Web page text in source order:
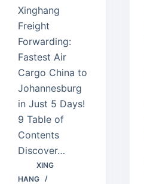
Xinghang
Freight
Forwarding:
Fastest Air
Cargo China to
Johannesburg
in Just 5 Days!
9 Table of
Contents
Discover…
XING
HANG